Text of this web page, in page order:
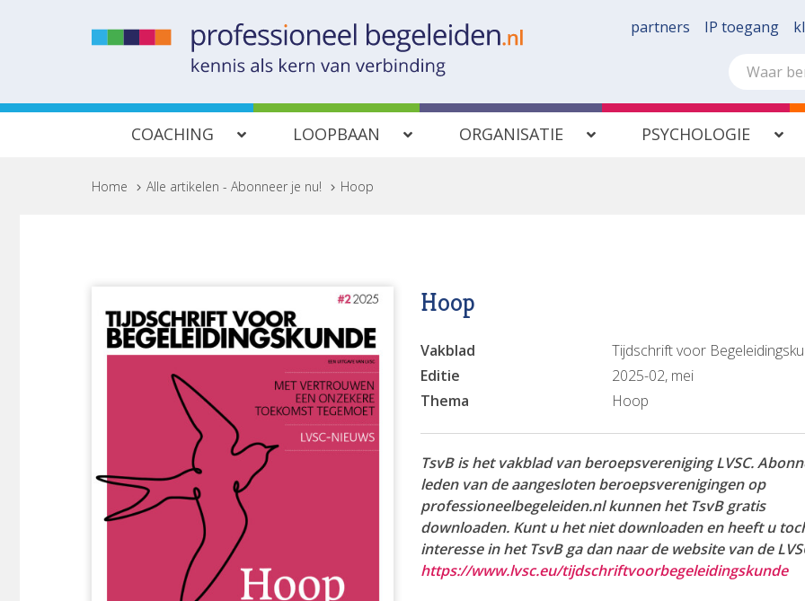
partners IP toegang
COACHING LOOPBAAN ORGANISATIE PSYCHOLOGIE
Home > Alle artikelen - Abonneer je nu! > Hoop
Hoop
Vakblad
Tijdschrift voor
Editie
2025-02, mei
Thema
Hoop
TsvB is het vakblad van beroepsvereniging LVSC.
leden van de aangesloten beroepsverenigingen op
professioneelbegeleiden.nl kunnen het TsvB gratis
downloaden. Kunt u het niet downloaden en heeft u
interesse in het TsvB ga dan naar de website van de
https://www.lvsc.eu/tijdschriftvoorbegeleidingskunde